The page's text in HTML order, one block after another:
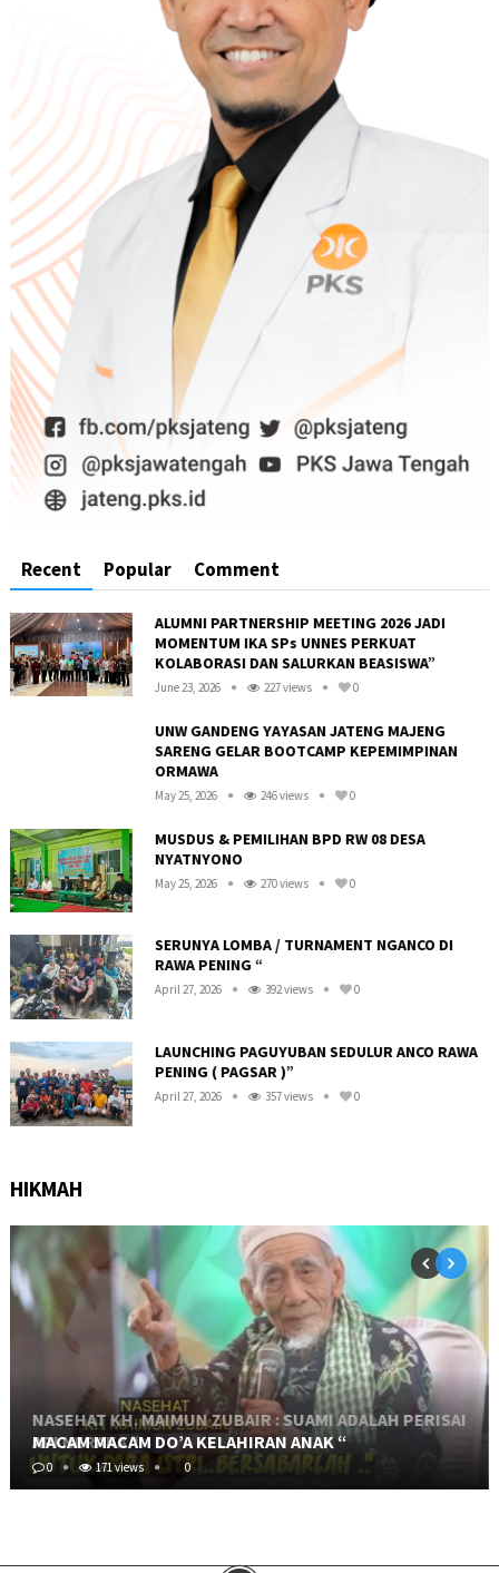
Recent Popular Comment
ALUMNI PARTNERSHIP MEETING 2026 JADI
MOMENTUM IKA SPs UNNES PERKUAT
KOLABORASI DAN SALURKAN BEASISWA”
June 23, 2026 227 views 0
UNW GANDENG YAYASAN JATENG MAJENG
SARENG GELAR BOOTCAMP KEPEMIMPINAN
ORMAWA
May 25, 2026 246 views 0
MUSDUS & PEMILIHAN BPD RW 08 DESA
NYATNYONO
May 25, 2026 270 views 0
SERUNYA LOMBA / TURNAMENT NGANCO DI
RAWA PENING “
April 27, 2026 392 views 0
LAUNCHING PAGUYUBAN SEDULUR ANCO RAWA
PENING ( PAGSAR )”
April 27, 2026 357 views 0
HIKMAH
MACAM MACAM DO’A KELAHIRAN ANAK “
0 171 views 0